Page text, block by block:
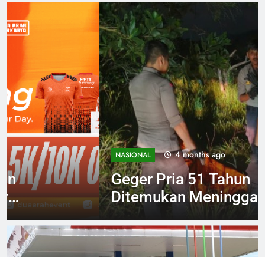
NASIONAL 4 months ago
Geger Pria 51 Tahun
Ditemukan Meninggal
Tergantung di Pohon
Singkawang